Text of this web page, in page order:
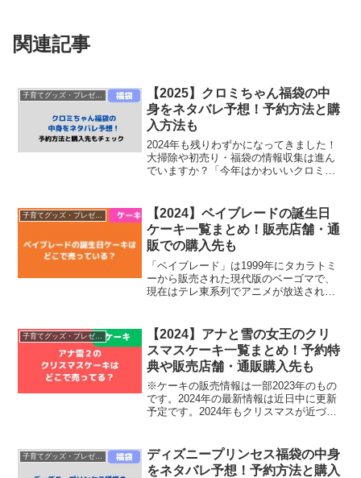
関連記事
子育てグッズ・プレゼント
【2025】クロミちゃん福袋の中
身をネタバレ予想！予約方法と購
入方法も
2024年も残りわずかになってきました！
大掃除や初売り・福袋の情報収集は進ん
でいますか？「今年はかわいいクロミち
は大変ですよね…。そこで今回は、2025
年のクロミちゃん...
子育てグッズ・プレゼント
【2024】ベイブレードの誕生日
ケーキ一覧まとめ！販売店舗・通
販での購入先も
「ベイブレード」は1999年にタカラトミ
ーから販売された現代版のベーゴマで、
現在はテレ東系列でアニメが放送されて
の国際大会も開催予定！現在テレビ東京
系でアニメが放...
【2024】アナと雪の女王のクリ
スマスケーキ一覧まとめ！予約特
典や販売店舗・通販購入先も
※ケーキの販売情報は一部2023年のもの
です。2024年の最新情報は近日中に更新
予定です。2024年もクリスマスが近づい
は子どもが好きなアナ雪のクリスマスケ
ーキにしよう...
子育てグッズ・プレゼント
ディズニープリンセス福袋の中身
をネタバレ予想！予約方法と購入